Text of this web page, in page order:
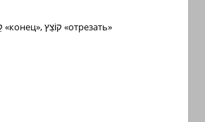
«конец»,קוֹצֵץ «отрезать»